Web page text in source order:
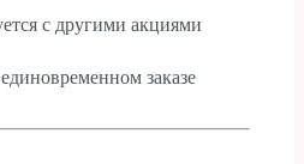
с другими акциями
заказе